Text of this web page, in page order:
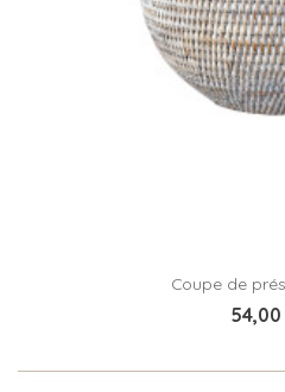
Coupe de
54,00